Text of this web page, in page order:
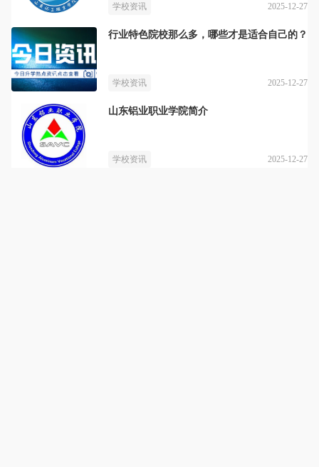
学校资讯 2025-12-27
行业特色院校那么多，哪些才是适合自己的？
学校资讯 2025-12-27
山东铝业职业学院简介
学校资讯 2025-12-27